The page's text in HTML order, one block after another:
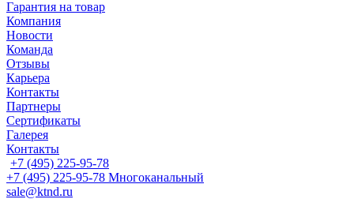
Гарантия на товар
Компания
Новости
Команда
Отзывы
Карьера
Контакты
Партнеры
Сертификаты
Галерея
Контакты
+7 (495) 225-95-78
+7 (495) 225-95-78 Многоканальный
sale@ktnd.ru